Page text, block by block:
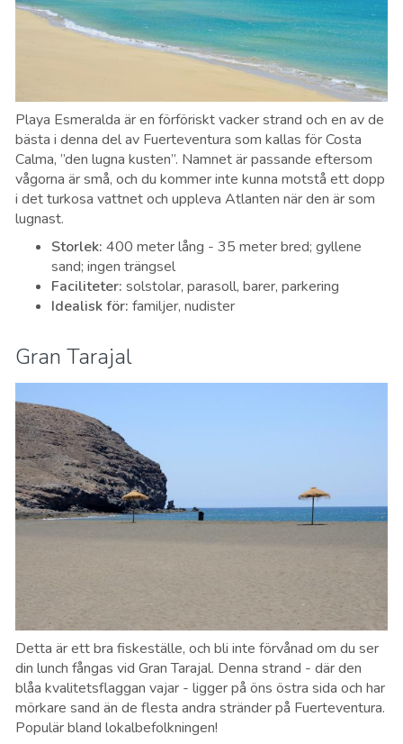
Playa Esmeralda är en förföriskt vacker strand och en av de
bästa i denna del av Fuerteventura som kallas för Costa
Calma, ”den lugna kusten”. Namnet är passande eftersom
vågorna är små, och du kommer inte kunna motstå ett dopp
i det turkosa vattnet och uppleva Atlanten när den är som
lugnast.
Storlek: 400 meter lång - 35 meter bred; gyllene
sand; ingen trängsel
Faciliteter: solstolar, parasoll, barer, parkering
Idealisk för: familjer, nudister
Gran Tarajal
Detta är ett bra fiskeställe, och bli inte förvånad om du ser
din lunch fångas vid Gran Tarajal. Denna strand - där den
blåa kvalitetsflaggan vajar - ligger på öns östra sida och har
mörkare sand än de flesta andra stränder på Fuerteventura.
Populär bland lokalbefolkningen!